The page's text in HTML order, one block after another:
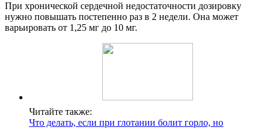
При хронической сердечной недостаточности дозировку
нужно повышать постепенно раз в 2 недели. Она может
варьировать от 1,25 мг до 10 мг.
Читайте также:
Что делать, если при глотании болит горло, но